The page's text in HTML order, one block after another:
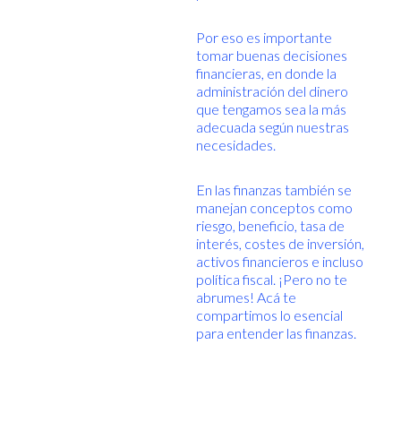
Por eso es importante
tomar buenas decisiones
financieras, en donde la
administración del dinero
que tengamos sea la más
adecuada según nuestras
necesidades.
En las finanzas también se
manejan conceptos como
riesgo, beneficio, tasa de
interés, costes de inversión,
activos financieros e incluso
política fiscal. ¡Pero no te
abrumes! Acá te
compartimos lo esencial
para entender las finanzas.